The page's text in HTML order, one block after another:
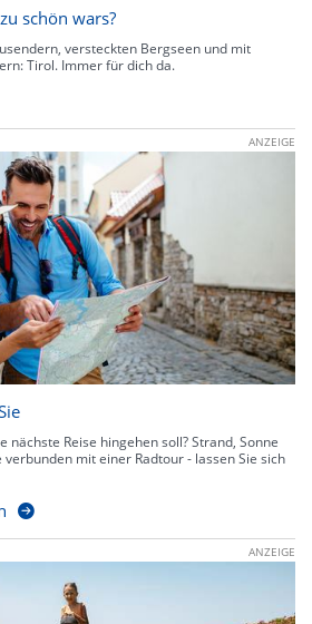
schön wars?
versteckten Bergseen und mit
Tirol. Immer für dich da.
ANZEIGE
nächste Reise hingehen soll? Strand, Sonne
mit einer Radtour - lassen Sie sich
ANZEIGE